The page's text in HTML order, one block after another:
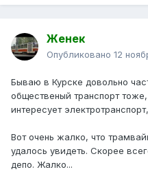
Женек
Опубликовано 12
Бываю в Курске довольно
общественый транспорт
интересует
Вот очень жалко, что
удалось увидеть. Скорее
депо. Жалко...